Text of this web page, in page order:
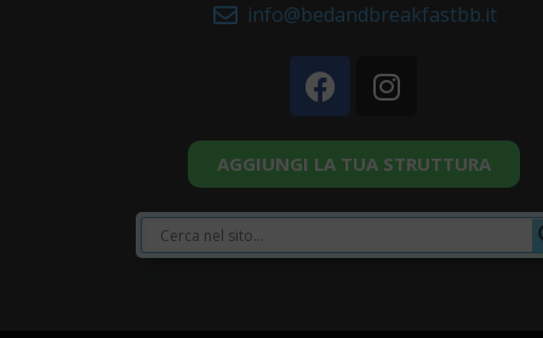
info@bedandbreakfastbb.it
AGGIUNGI LA TUA STRUTTURA